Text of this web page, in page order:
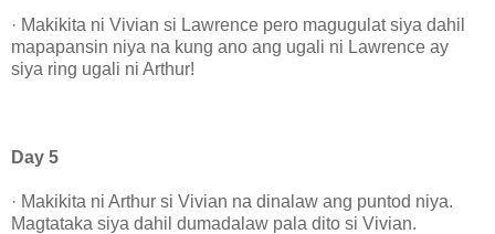
· Makikita ni Vivian si Lawrence pero magugulat siya dahil
mapapansin niya na kung ano ang ugali ni Lawrence ay
siya ring ugali ni Arthur!
Day 5
· Makikita ni Arthur si Vivian na dinalaw ang puntod niya.
Magtataka siya dahil dumadalaw pala dito si Vivian.